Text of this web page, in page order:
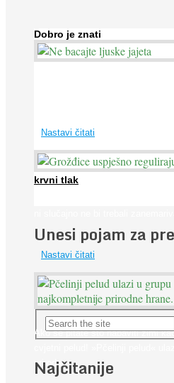
Dobro je znati
Nastavi čitati
krvni tlak
...
Nastavi čitati
Ako se pitate što nabaviti zimi
prirodne ...
Unesi pojam za
Najčitanije